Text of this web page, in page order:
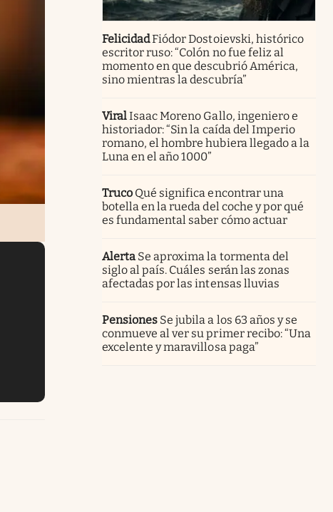
FelicidadFiódor Dostoievski, histórico
escritor ruso: “Colón no fue feliz al
momento en que descubrió América,
sino mientras la descubría”
ViralIsaac Moreno Gallo, ingeniero e
historiador: “Sin la caída del Imperio
romano, el hombre hubiera llegado a la
Luna en el año 1000”
Truco Qué significa encontrar una
botella en la rueda del coche y por qué
es fundamental saber cómo actuar
Alerta Se aproxima la tormenta del
siglo al país. Cuáles serán las zonas
afectadas por las intensas lluvias
Pensiones Se jubila a los 63 años y se
conmueve al ver su primer recibo: “Una
excelente y maravillosa paga”